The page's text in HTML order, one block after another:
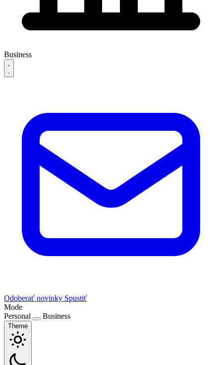
Business
Odoberať novinky Spustiť
Mode
Personal
Business
Theme